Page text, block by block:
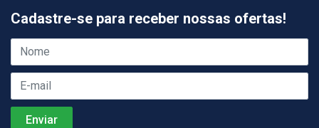
Cadastre-se para receber nossas ofertas!